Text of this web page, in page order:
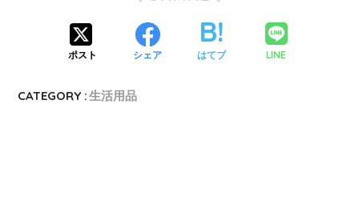
ポスト シェア はてブ LINE
CATEGORY :生活用品